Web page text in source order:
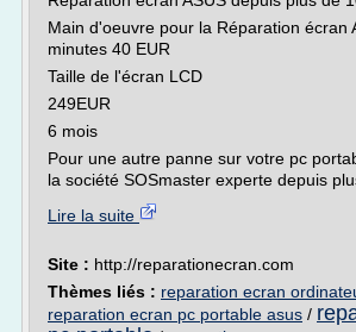
Main d'oeuvre pour la Réparation écran
minutes 40 EUR
Taille de l'écran LCD
249EUR
6 mois
Pour une autre panne sur votre pc
la société SOSmaster experte depuis
Lire la suite
Site : http://reparationecran.com
Thèmes liés : reparation ecran
reparation ecran pc portable asus /